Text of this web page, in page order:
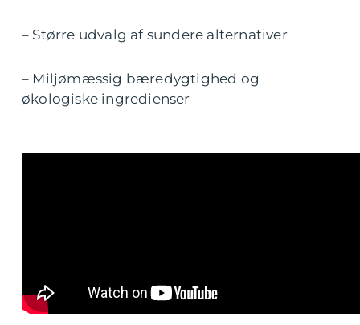
– Større udvalg af sundere alternativer
– Miljømæssig bæredygtighed og
økologiske ingredienser